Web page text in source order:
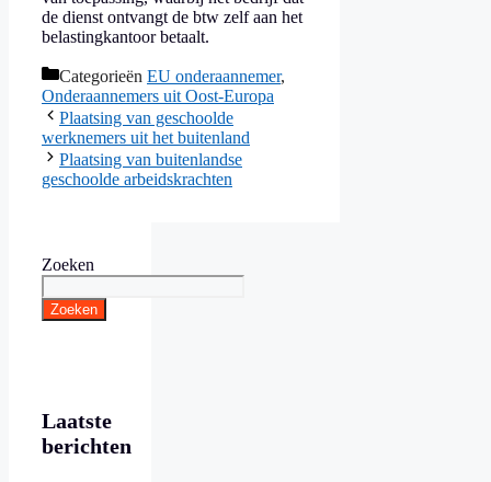
de dienst ontvangt de btw zelf aan het
belastingkantoor betaalt.
Categorieën EU onderaannemer,
Onderaannemers uit Oost-Europa
Plaatsing van geschoolde
werknemers uit het buitenland
Plaatsing van buitenlandse
geschoolde arbeidskrachten
Zoeken
Zoeken
Laatste
berichten